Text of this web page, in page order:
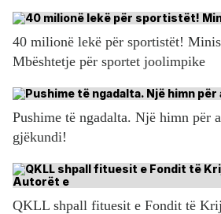
40 milionë lekë për sportistët!
Mbështetje për sportet joolimpike
Pushime të ngadalta. Një himn për
gjëkundi!
QKLL shpall fituesit e Fondit të